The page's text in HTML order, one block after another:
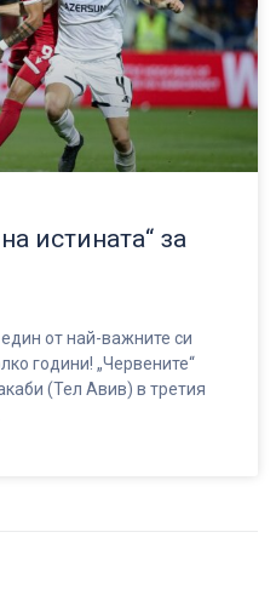
истината“ за
от най-важните си
години! „Червените“
(Тел Авив) в третия